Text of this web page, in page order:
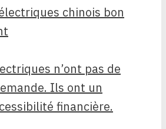
chinois bon
n’ont pas de
Ils ont un
financière.